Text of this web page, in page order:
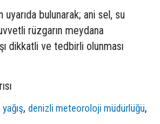
bulunarak; ani sel, su
rüzgarın meydana
dikkatli ve tedbirli olunması
yağış,denizli meteoroloji müdürlüğü,